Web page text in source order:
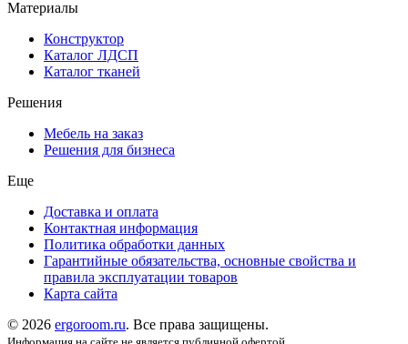
Материалы
Конструктор
Каталог ЛДСП
Каталог тканей
Решения
Мебель на заказ
Решения для бизнеса
Еще
Доставка и оплата
Контактная информация
Политика обработки данных
Гарантийные обязательства, основные свойства и
правила эксплуатации товаров
Карта сайта
© 2026 ergoroom.ru. Все права защищены.